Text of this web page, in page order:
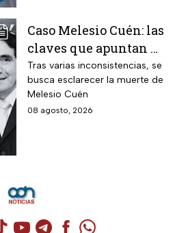
Caso Melesio Cuén: las
claves que apuntan a
un posible montaje en
su asesinato
Tras varias inconsistencias, se
busca esclarecer la muerte de
Melesio Cuén
08 agosto, 2026
de X / Twitter (se abre en una
de Instagram (se abre en una
Cuenta de TikTok (se abre en
Cuenta de YouTube (se abre
Cuenta de Telegram (se
Cuenta de
Cuenta de